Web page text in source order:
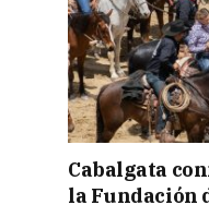
Cabalgata
la Fundación